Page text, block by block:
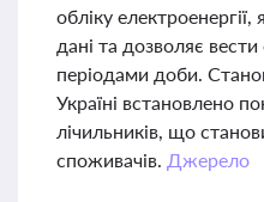
обліку
дані та дозволяє вести
періодами доби.
Україні встановлено
лічильників, що
споживачів. Джерело